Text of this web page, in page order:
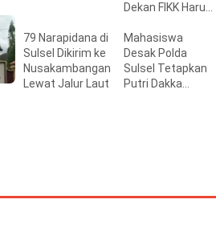
Dekan FIKK Harus
79 Narapidana di
Sulsel Dikirim ke
Nusakambangan
Lewat Jalur Laut
Mahasiswa
Desak Polda
Sulsel Tetapkan
Putri Dakka